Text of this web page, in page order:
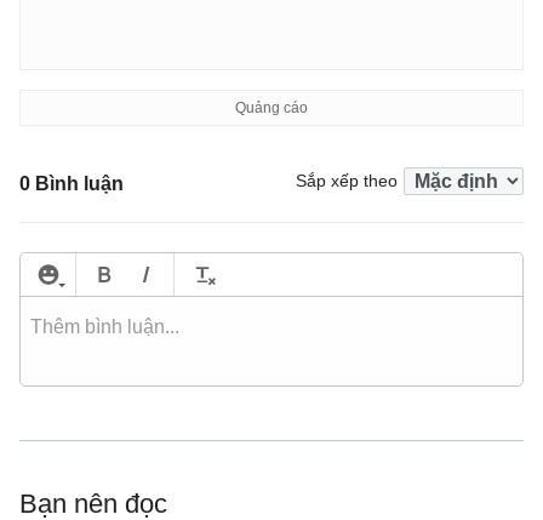
0 Bình luận Sắp xếp theo
Bạn nên đọc